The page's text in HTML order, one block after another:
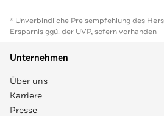
* Unverbindliche Preisempfehlung des
Ersparnis ggü. der UVP, sofern vorhanden
Unternehmen
Über uns
Karriere
Presse